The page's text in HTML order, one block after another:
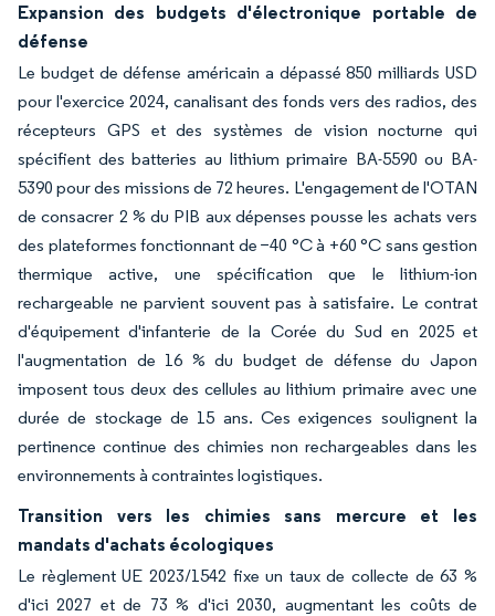
Expansion des budgets d'électronique portable de
défense
Le budget de défense américain a dépassé 850 milliards USD
pour l'exercice 2024, canalisant des fonds vers des radios, des
récepteurs GPS et des systèmes de vision nocturne qui
spécifient des batteries au lithium primaire BA-5590 ou BA-
5390 pour des missions de 72 heures. L'engagement de l'OTAN
de consacrer 2 % du PIB aux dépenses pousse les achats vers
des plateformes fonctionnant de −40 °C à +60 °C sans gestion
thermique active, une spécification que le lithium-ion
rechargeable ne parvient souvent pas à satisfaire. Le contrat
d'équipement d'infanterie de la Corée du Sud en 2025 et
l'augmentation de 16 % du budget de défense du Japon
imposent tous deux des cellules au lithium primaire avec une
durée de stockage de 15 ans. Ces exigences soulignent la
pertinence continue des chimies non rechargeables dans les
environnements à contraintes logistiques.
Transition vers les chimies sans mercure et les
mandats d'achats écologiques
Le règlement UE 2023/1542 fixe un taux de collecte de 63 %
d'ici 2027 et de 73 % d'ici 2030, augmentant les coûts de